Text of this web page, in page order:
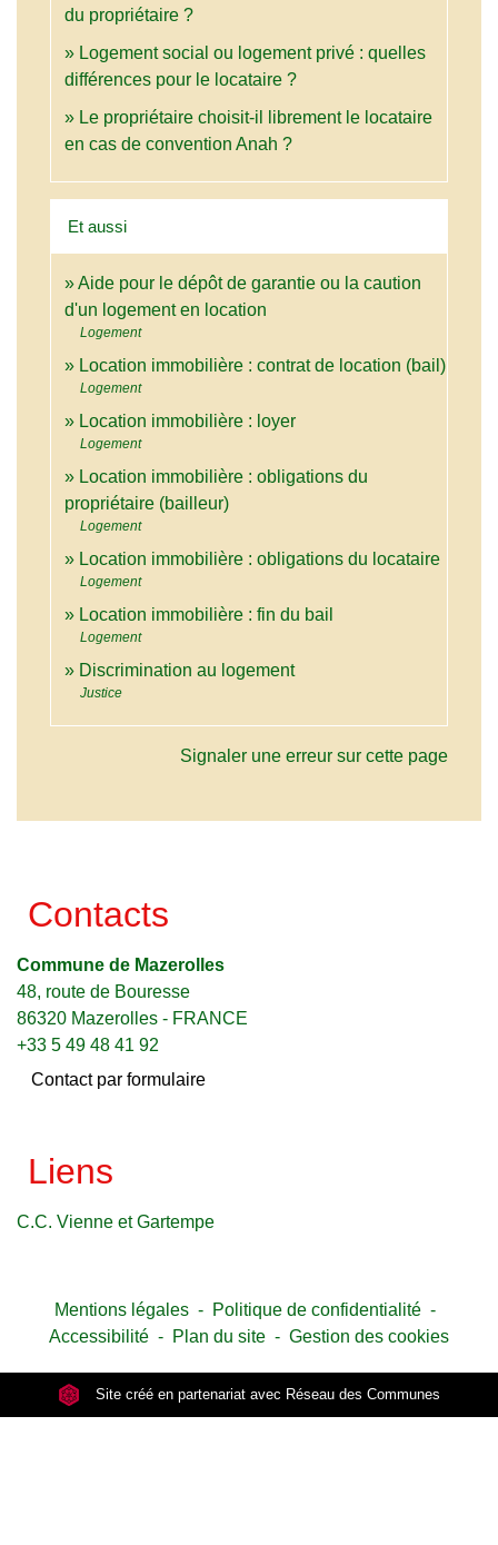
du propriétaire ?
Logement social ou logement privé : quelles
différences pour le locataire ?
Le propriétaire choisit-il librement le locataire
en cas de convention Anah ?
Et aussi
Aide pour le dépôt de garantie ou la caution
d'un logement en location
Logement
Location immobilière : contrat de location (bail)
Logement
Location immobilière : loyer
Logement
Location immobilière : obligations du
propriétaire (bailleur)
Logement
Location immobilière : obligations du locataire
Logement
Location immobilière : fin du bail
Logement
Discrimination au logement
Justice
Signaler une erreur sur cette page
Contacts
Commune de Mazerolles
48, route de Bouresse
86320 Mazerolles - FRANCE
+33 5 49 48 41 92
Contact par formulaire
Liens
C.C. Vienne et Gartempe
Mentions légales - Politique de confidentialité -
Accessibilité - Plan du site - Gestion des cookies
Site créé en partenariat avec Réseau des Communes